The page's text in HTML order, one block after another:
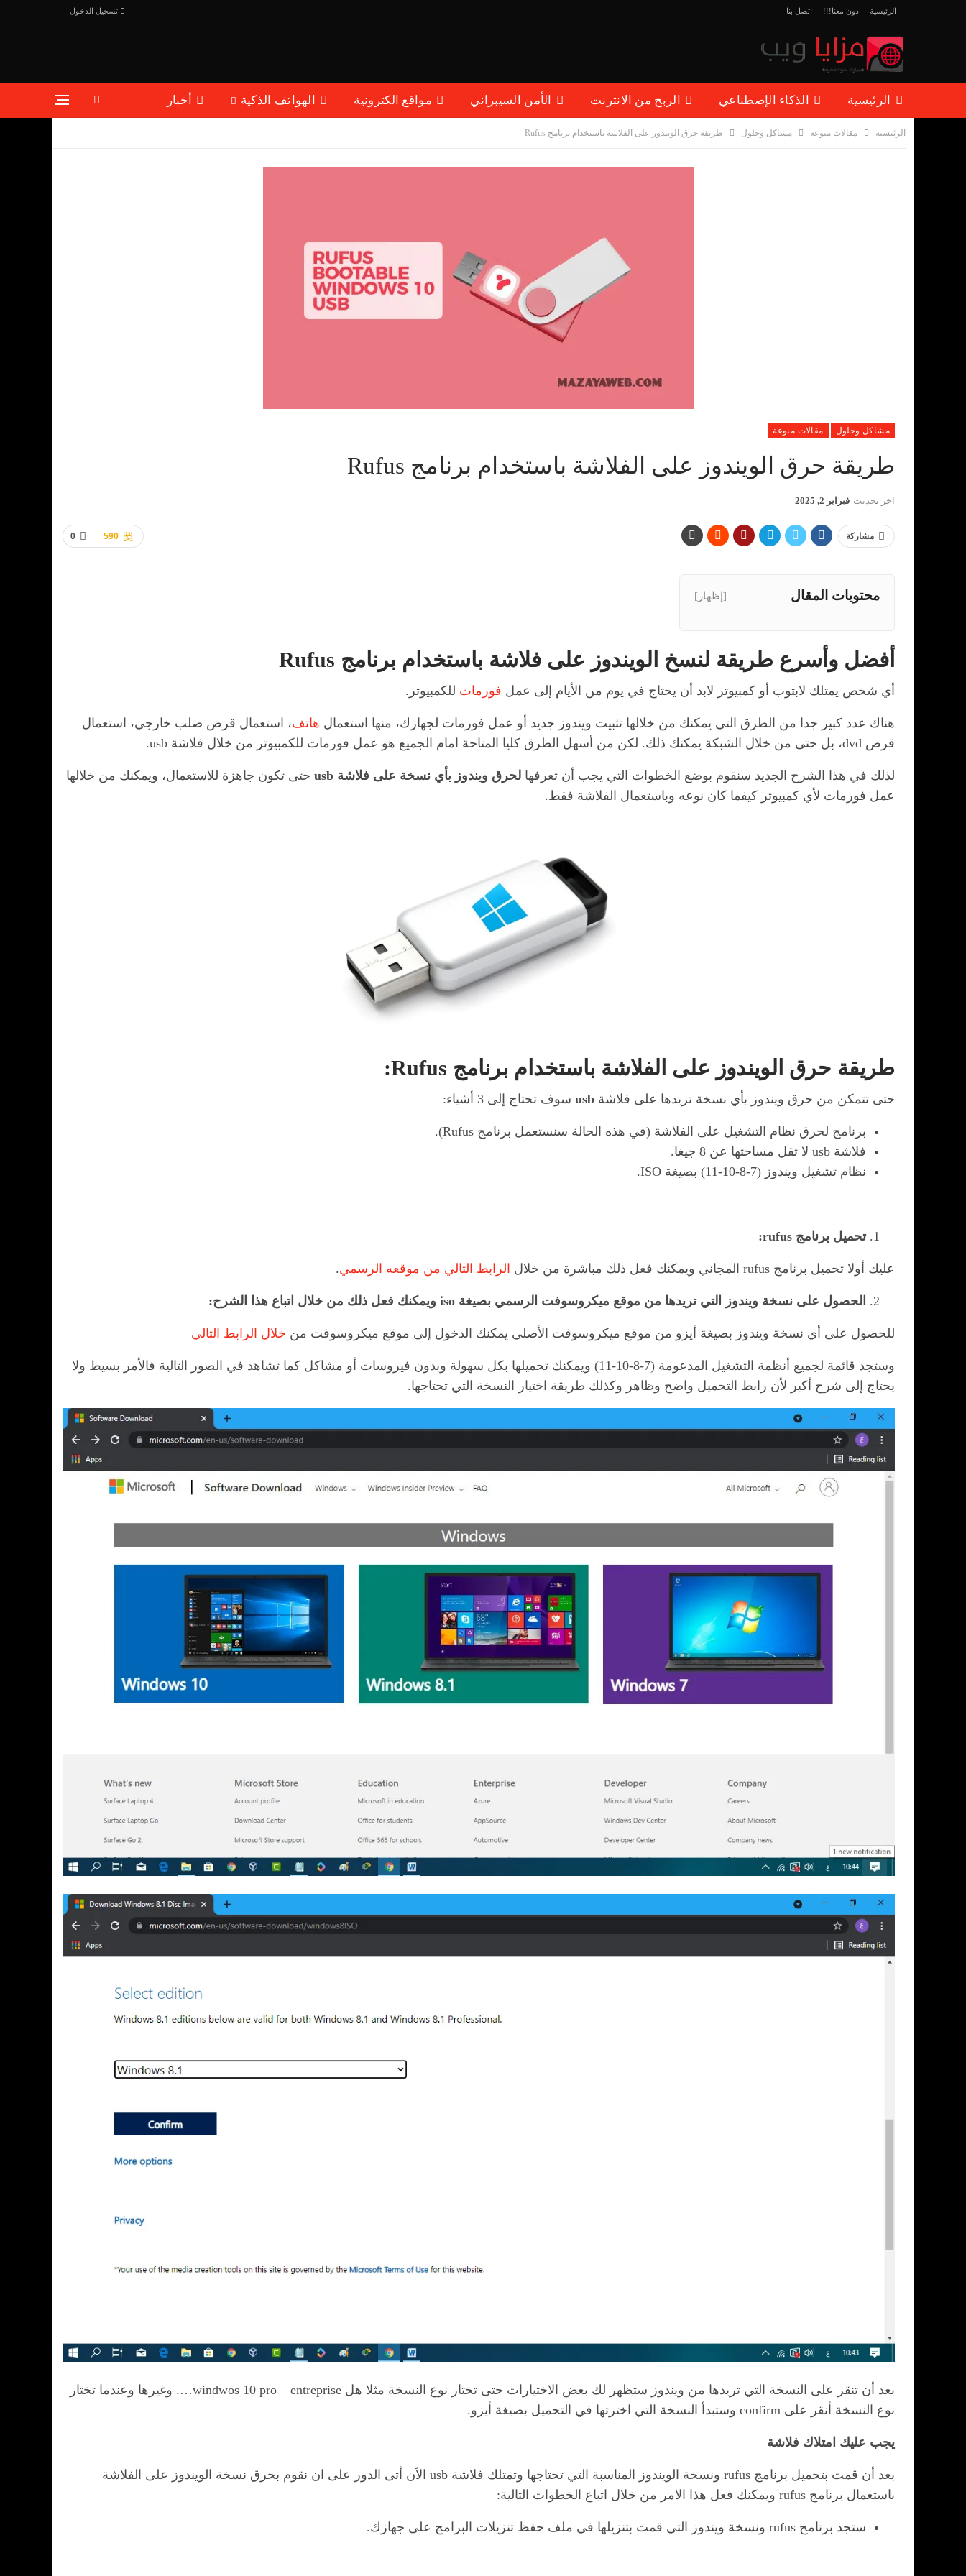
تسجيل الدخول الرئيسية دون معنا!!! اتصل بنا
الرئيسية الذكاء الإصطناعي الربح من الانترنت الأمن السيبراني مواقع الكترونية الهواتف الذكية أخبار
مقالات منوعة
الرئيسية مقالات منوعة مشاكل وحلول طريقة حرق الويندوز على الفلاشة باستخدام برنامج Rufus
مشاكل وحلول مقالات منوعة
طريقة حرق الويندوز على الفلاشة باستخدام برنامج Rufus
اخر تحديث فبراير 2, 2025
0 590 مشاركة
محتويات المقال [إظهار]
أفضل وأسرع طريقة لنسخ الويندوز على فلاشة باستخدام برنامج Rufus
أي شخص يمتلك لابتوب أو كمبيوتر لابد أن يحتاج في يوم من الأيام إلى عمل فورمات للكمبيوتر.
هناك عدد كبير جدا من الطرق التي يمكنك من خلالها تثبيت ويندوز جديد أو عمل فورمات لجهازك، منها استعمال هاتف، استعمال قرص صلب خارجي، استعمال
قرص dvd، بل حتى من خلال الشبكة يمكنك ذلك. لكن من أسهل الطرق كليا المتاحة امام الجميع هو عمل فورمات للكمبيوتر من خلال فلاشة usb.
لذلك في هذا الشرح الجديد سنقوم بوضع الخطوات التي يجب أن تعرفها لحرق ويندوز بأي نسخة على فلاشة usb حتى تكون جاهزة للاستعمال، ويمكنك من خلالها
عمل فورمات لأي كمبيوتر كيفما كان نوعه وباستعمال الفلاشة فقط.
طريقة حرق الويندوز على الفلاشة باستخدام برنامج Rufus
:
حتى تتمكن من حرق ويندوز بأي نسخة تريدها على فلاشة usb سوف تحتاج إلى 3 أشياء:
برنامج لحرق نظام التشغيل على الفلاشة (في هذه الحالة سنستعمل برنامج Rufus).
فلاشة usb لا تقل مساحتها عن 8 جيغا.
نظام تشغيل ويندوز (7-8-10-11) بصيغة ISO.
تحميل برنامج rufus:
عليك أولا تحميل برنامج rufus المجاني ويمكنك فعل ذلك مباشرة من خلال الرابط التالي من موقعه الرسمي.
الحصول على نسخة ويندوز التي تريدها من موقع ميكروسوفت الرسمي بصيغة iso ويمكنك فعل ذلك من خلال اتباع هذا الشرح:
للحصول على أي نسخة ويندوز بصيغة أيزو من موقع ميكروسوفت الأصلي يمكنك الدخول إلى موقع ميكروسوفت من خلال الرابط التالي
وستجد قائمة لجميع أنظمة التشغيل المدعومة (7-8-10-11) ويمكنك تحميلها بكل سهولة وبدون فيروسات أو مشاكل كما تشاهد في الصور التالية فالأمر بسيط ولا
يحتاج إلى شرح أكبر لأن رابط التحميل واضح وظاهر وكذلك طريقة اختيار النسخة التي تحتاجها.
بعد أن تنقر على النسخة التي تريدها من ويندوز ستظهر لك بعض الاختيارات حتى تختار نوع النسخة مثلا هل windwos 10 pro – entreprise…. وغيرها وعندما تختار
نوع النسخة أنقر على confirm وستبدأ النسخة التي اخترتها في التحميل بصيغة أيزو.
يجب عليك امتلاك فلاشة
بعد أن قمت بتحميل برنامج rufus ونسخة الويندوز المناسبة التي تحتاجها وتمتلك فلاشة usb الاَن أتى الدور على ان نقوم بحرق نسخة الويندوز على الفلاشة
باستعمال برنامج rufus ويمكنك فعل هذا الامر من خلال اتباع الخطوات التالية:
ستجد برنامج rufus ونسخة ويندوز التي قمت بتنزيلها في ملف حفظ تنزيلات البرامج على جهازك.